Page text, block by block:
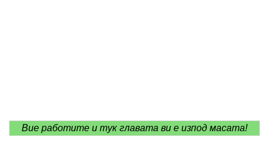
Вие работите и тук главата ви е изпод масата!